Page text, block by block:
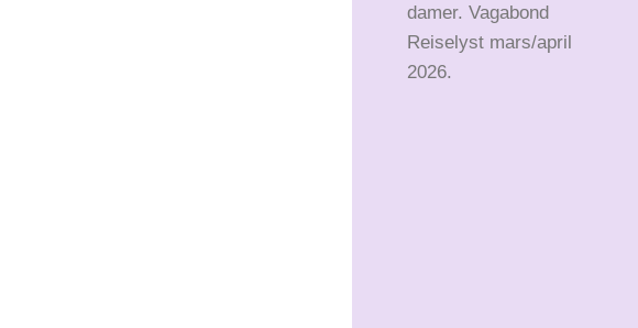
damer. Vagabond
Reiselyst mars/april
2026.